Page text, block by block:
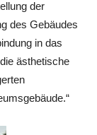
der
des Gebäudes
in das
ästhetische